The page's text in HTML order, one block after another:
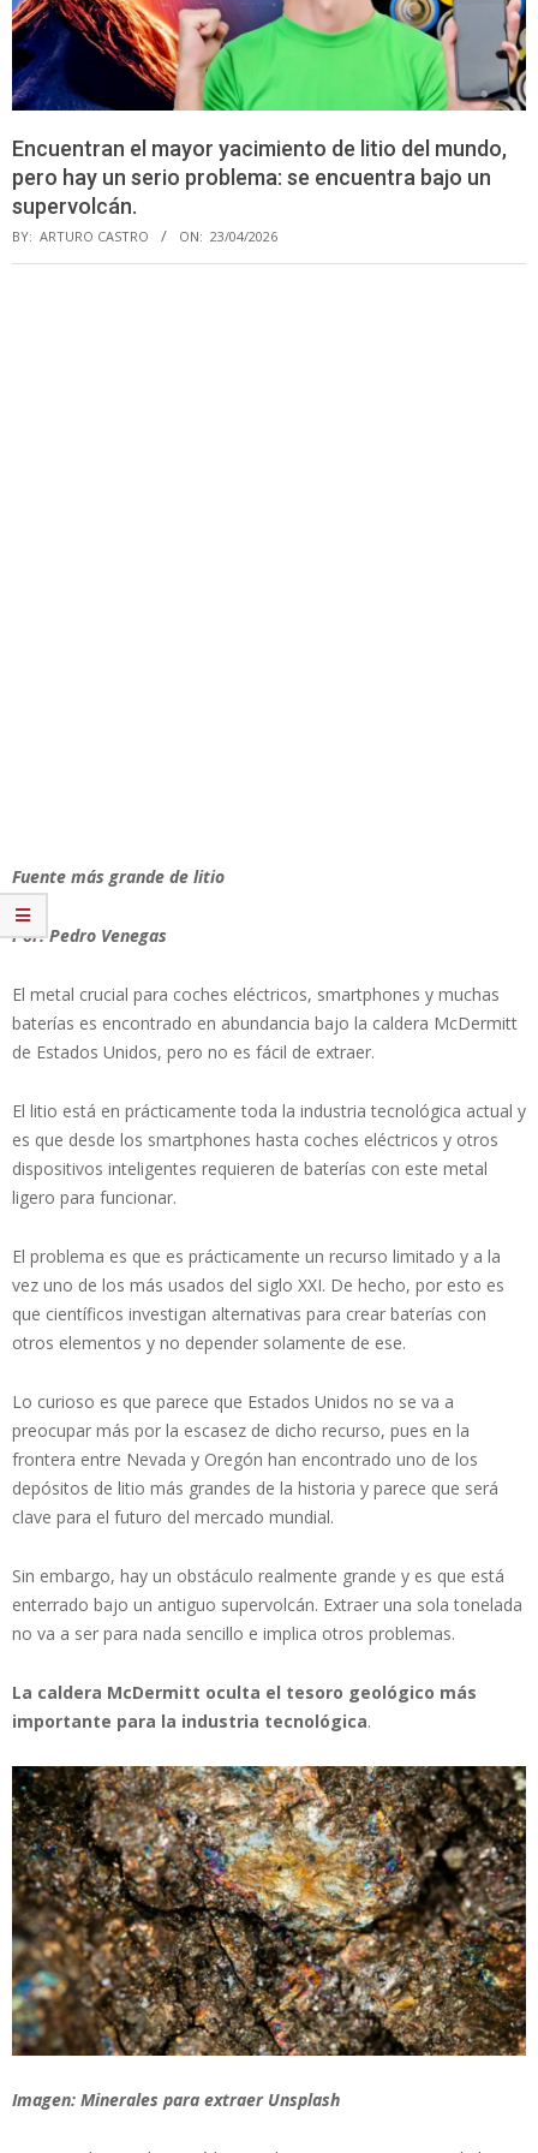
Encuentran el mayor yacimiento de litio del mundo,
pero hay un serio problema: se encuentra bajo un
supervolcán.
BY: ARTURO CASTRO ON: 23/04/2026
Fuente más grande de litio
Por: Pedro Venegas
El metal crucial para coches eléctricos, smartphones y muchas
baterías es encontrado en abundancia bajo la caldera McDermitt
de Estados Unidos, pero no es fácil de extraer.
El litio está en prácticamente toda la industria tecnológica actual y
es que desde los smartphones hasta coches eléctricos y otros
dispositivos inteligentes requieren de baterías con este metal
ligero para funcionar.
El problema es que es prácticamente un recurso limitado y a la
vez uno de los más usados del siglo XXI. De hecho, por esto es
que científicos investigan alternativas para crear baterías con
otros elementos y no depender solamente de ese.
Lo curioso es que parece que Estados Unidos no se va a
preocupar más por la escasez de dicho recurso, pues en la
frontera entre Nevada y Oregón han encontrado uno de los
depósitos de litio más grandes de la historia y parece que será
clave para el futuro del mercado mundial.
Sin embargo, hay un obstáculo realmente grande y es que está
enterrado bajo un antiguo supervolcán. Extraer una sola tonelada
no va a ser para nada sencillo e implica otros problemas.
La caldera McDermitt oculta el tesoro geológico más
importante para la industria tecnológica.
Imagen: Minerales para extraer Unsplash